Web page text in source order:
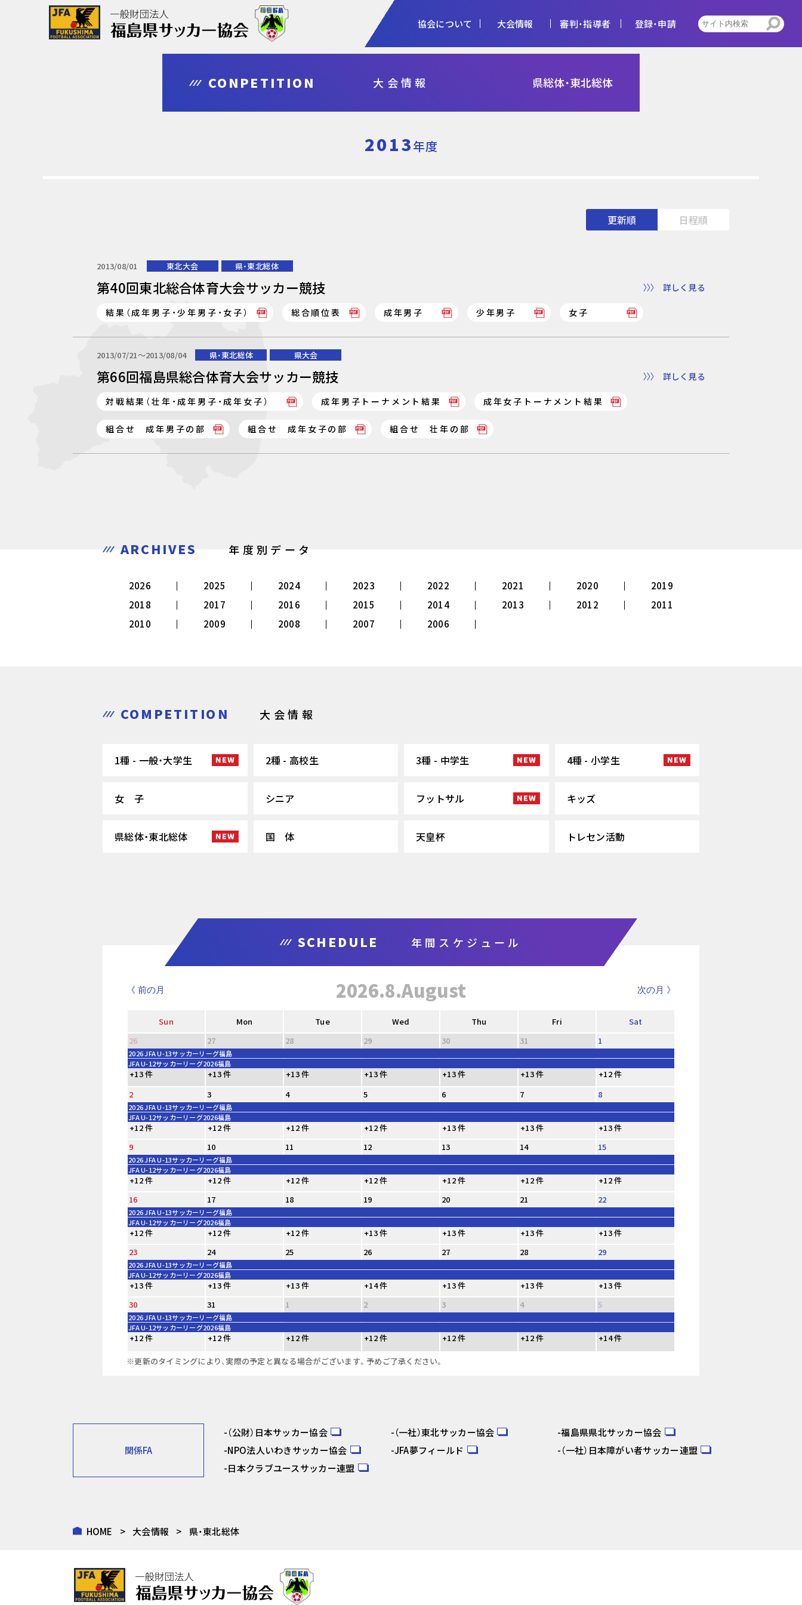
協会について
協会について 協会概要 予算・決算 事業計画・報告 ビジョン
大会情報
女子
シニア
キッズ
県総体・東北総体
国体 天皇杯 トレセン活動
審判・指導者
審判・指導者 審判 指導者
登録・申請
加盟登録 各種申請
CONPETITION 大会情報 県総体・東北総体
2013年度
更新順 日程順
2013/08/01 東北大会 県・東北総体
第40回東北総合体育大会サッカー競技 詳しく見る
結果（成年男子・少年男子・女子） 総合順位表 成年男子 少年男子 女子
2013/07/21〜2013/08/04 県・東北総体 県大会
第66回福島県総合体育大会サッカー競技 詳しく見る
対戦結果（壮年・成年男子・成年女子） 成年男子トーナメント結果 成年女子トーナメント結果
組合せ 成年男子の部 組合せ 成年女子の部 組合せ 壮年の部
ARCHIVES 年度別データ
2026 2025 2024 2023 2022 2021 2020
2019
2018
2017 2016 2015 2014 2013 2012
2011
2010
2009 2008 2007 2006
COMPETITION 大会情報
1種 - 一般・大学生 2種 - 高校生 3種 - 中学生 4種 - 小学生
女 子 シニア フットサル キッズ
県総体・東北総体 国 体 天皇杯 トレセン活動
SCHEDULE 年間スケジュール
《 前の月 次の月 》
2026.8.August
Sun Mon Tue Wed Thu Fri
Sat
26
27 28 29 30 31 1
2026 JFA U-13サッカーリーグ福島
JFA U-12サッカーリーグ2026福島
+13 件 +13 件 +13 件 +13 件 +13 件 +13 件
+12 件
2
3 4 5 6 7 8
2026 JFA U-13サッカーリーグ福島
JFA U-12サッカーリーグ2026福島
+12 件 +12 件 +12 件 +12 件 +13 件 +13 件
+13 件
9
10 11 12 13 14 15
2026 JFA U-13サッカーリーグ福島
JFA U-12サッカーリーグ2026福島
+12 件 +12 件 +12 件 +12 件 +12 件 +12 件
+12 件
16
17 18 19 20 21 22
2026 JFA U-13サッカーリーグ福島
JFA U-12サッカーリーグ2026福島
+12 件 +12 件 +12 件 +13 件 +13 件 +13 件
+13 件
23
24 25 26 27 28 29
2026 JFA U-13サッカーリーグ福島
JFA U-12サッカーリーグ2026福島
+13 件 +13 件 +13 件 +14 件 +13 件 +13 件
+13 件
30
31 1 2 3 4 5
2026 JFA U-13サッカーリーグ福島
JFA U-12サッカーリーグ2026福島
+12 件 +12 件 +12 件 +12 件 +12 件 +12 件 +14 件
※更新のタイミングにより、実際の予定と異なる場合がございます。予めご了承ください。
関係FA
（公財）日本サッカー協会 （一社）東北サッカー協会
福島県県北サッカー協会
NPO法人いわきサッカー協会
JFA夢フィールド
（一社）日本障がい者サッカー連盟
日本クラブユースサッカー連盟
HOME 大会情報 県・東北総体